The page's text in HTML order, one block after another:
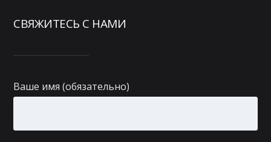
СВЯЖИТЕСЬ С НАМИ
Ваше имя (обязательно)